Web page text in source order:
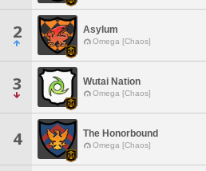
2 Asylum
Omega [Chaos]
3 Wutai Nation
Omega [Chaos]
4 The Honorbound
Omega [Chaos]